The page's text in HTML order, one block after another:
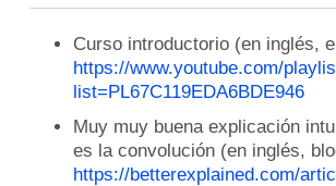
Curso introductorio (en inglés,
https://www.youtube.com/
list=PL67C119EDA6BDE946
Muy muy buena explicación
es la convolución (en inglés,
https://betterexplained.com/